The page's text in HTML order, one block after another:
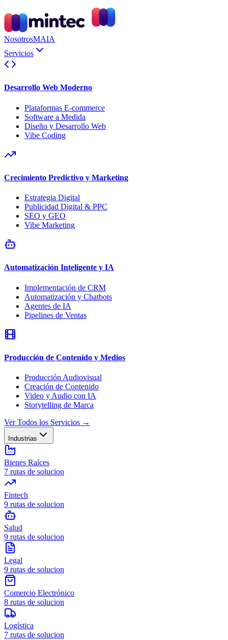
NosotrosMAIA
Servicios
Desarrollo Web Moderno
Plataformas E-commerce
Software a Medida
Diseño y Desarrollo Web
Vibe Coding
Crecimiento Predictivo y Marketing
Estrategia Digital
Publicidad Digital & PPC
SEO y GEO
Vibe Marketing
Automatización Inteligente y IA
Implementación de CRM
Automatización y Chatbots
Agentes de IA
Pipelines de Ventas
Producción de Contenido y Medios
Producción Audiovisual
Creación de Contenido
Video y Audio con IA
Storytelling de Marca
Ver Todos los Servicios →
Industrias
Bienes Raíces
7 rutas de solucion
Fintech
9 rutas de solucion
Salud
9 rutas de solucion
Legal
9 rutas de solucion
Comercio Electrónico
8 rutas de solucion
Logística
7 rutas de solucion